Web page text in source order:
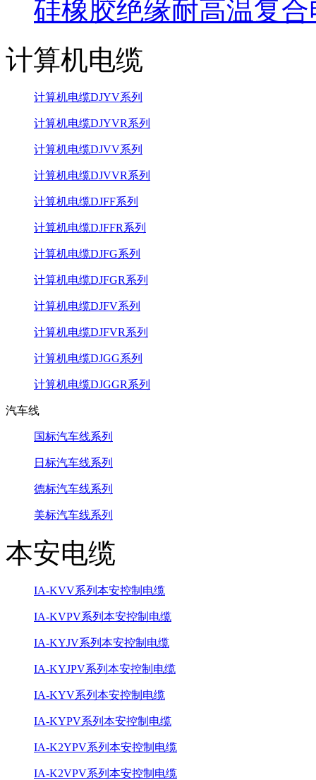
硅橡胶绝缘耐高温复合
计算机电缆
计算机电缆DJYV系列
计算机电缆DJYVR系列
计算机电缆DJVV系列
计算机电缆DJVVR系列
计算机电缆DJFF系列
计算机电缆DJFFR系列
计算机电缆DJFG系列
计算机电缆DJFGR系列
计算机电缆DJFV系列
计算机电缆DJFVR系列
计算机电缆DJGG系列
计算机电缆DJGGR系列
汽车线
国标汽车线系列
日标汽车线系列
德标汽车线系列
美标汽车线系列
本安电缆
IA-KVV系列本安控制电缆
IA-KVPV系列本安控制电缆
IA-KYJV系列本安控制电缆
IA-KYJPV系列本安控制电缆
IA-KYV系列本安控制电缆
IA-KYPV系列本安控制电缆
IA-K2YPV系列本安控制电缆
IA-K2VPV系列本安控制电缆